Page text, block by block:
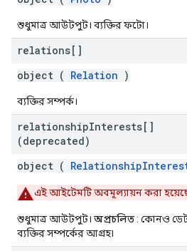
শুধুমাত্র আউটপুট। ব্যক্তির ফটো।
relations[]
object ( Relation )
ব্যক্তির সম্পর্ক।
relationshipInterests[]
(deprecated)
object (
এই আইটেমটি অবমূল্যায়ন করা
শুধুমাত্র আউটপুট। অপ্রচলিত: কোনও
ব্যক্তির সম্পর্কের আগ্রহ৷